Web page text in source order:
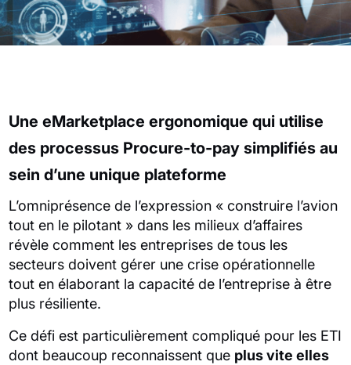
Une eMarketplace ergonomique qui utilise
des processus Procure-to-pay simplifiés au
sein d’une unique plateforme
L’omniprésence de l’expression « construire l’avion
tout en le pilotant » dans les milieux d’affaires
révèle comment les entreprises de tous les
secteurs doivent gérer une crise opérationnelle
tout en élaborant la capacité de l’entreprise à être
plus résiliente.
Ce défi est particulièrement compliqué pour les ETI
dont beaucoup reconnaissent que plus vite elles